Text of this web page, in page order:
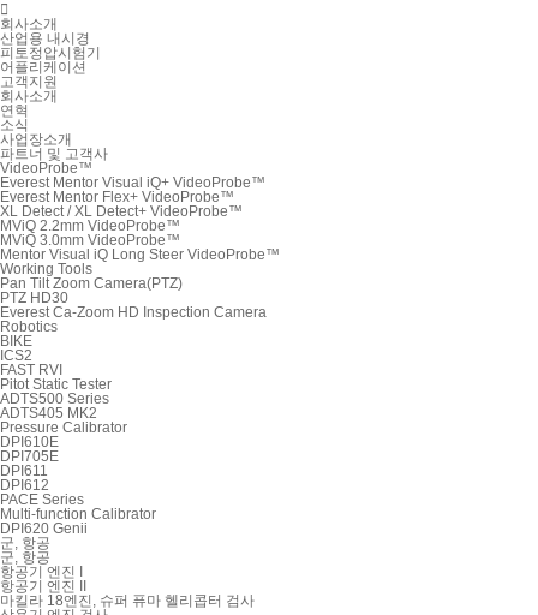

회사소개
산업용 내시경
피토정압시험기
어플리케이션
고객지원
회사소개
연혁
소식
사업장소개
파트너 및 고객사
VideoProbe™
Everest Mentor Visual iQ+ VideoProbe™
Everest Mentor Flex+ VideoProbe™
XL Detect / XL Detect+ VideoProbe™
MViQ 2.2mm VideoProbe™
MViQ 3.0mm VideoProbe™
Mentor Visual iQ Long Steer VideoProbe™
Working Tools
Pan Tilt Zoom Camera(PTZ)
PTZ HD30
Everest Ca-Zoom HD Inspection Camera
Robotics
BIKE
ICS2
FAST RVI
Pitot Static Tester
ADTS500 Series
ADTS405 MK2
Pressure Calibrator
DPI610E
DPI705E
DPI611
DPI612
PACE Series
Multi-function Calibrator
DPI620 Genii
군, 항공
군, 항공
항공기 엔진 I
항공기 엔진 II
마킬라 18엔진, 슈퍼 퓨마 헬리콥터 검사